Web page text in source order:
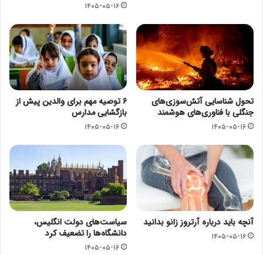
۱۴۰۵-۰۵-۱۶
تحول شناسایی آتش‌سوزی‌های
جنگلی با فناوری‌های هوشمند
۱۴۰۵-۰۵-۱۶
۶ توصیه مهم برای والدین پیش از
بازگشایی مدارس
۱۴۰۵-۰۵-۱۶
آنچه باید درباره آرتروز زانو بدانید
۱۴۰۵-۰۵-۱۶
سیاست‌های دولت انگلیس،
دانشگاه‌ها را تضعیف کرد
۱۴۰۵-۰۵-۱۶